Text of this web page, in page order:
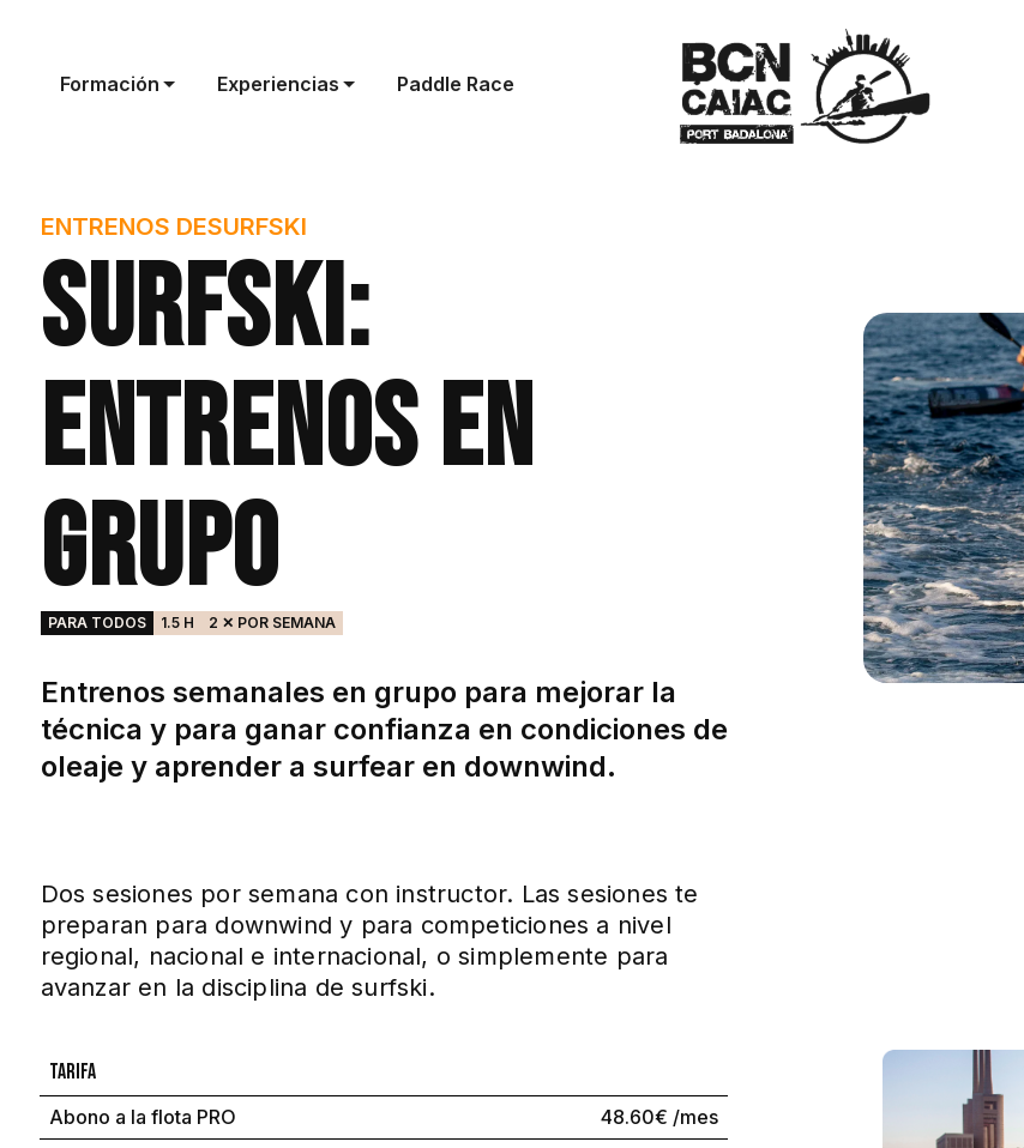
Formación Experiencias Paddle Race
ENTRENOS DESURFSKI
Surfski:
Entrenos en
grupo
PARA TODOS 1.5 H 2 ✕ POR SEMANA
Entrenos semanales en grupo para mejorar la
técnica y para ganar confianza en condiciones de
oleaje y aprender a surfear en downwind.
Dos sesiones por semana con instructor. Las sesiones te
preparan para downwind y para competiciones a nivel
regional, nacional e internacional, o simplemente para
avanzar en la disciplina de surfski.
Tarifa
Abono a la flota PRO
48.60€ /mes